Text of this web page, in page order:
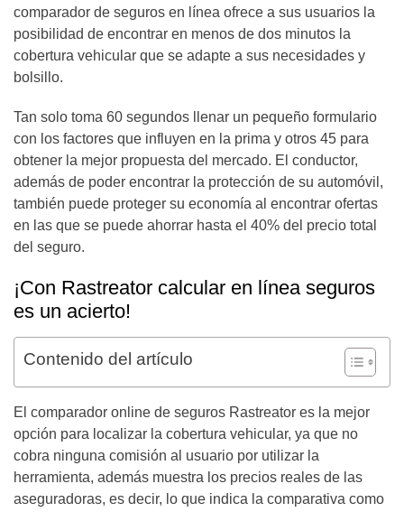
comparador de seguros en línea ofrece a sus usuarios la
posibilidad de encontrar en menos de dos minutos la
cobertura vehicular que se adapte a sus necesidades y
bolsillo.
Tan solo toma 60 segundos llenar un pequeño formulario
con los factores que influyen en la prima y otros 45 para
obtener la mejor propuesta del mercado. El conductor,
además de poder encontrar la protección de su automóvil,
también puede proteger su economía al encontrar ofertas
en las que se puede ahorrar hasta el 40% del precio total
del seguro.
¡Con Rastreator calcular en línea seguros
es un acierto!
Contenido del artículo
El comparador online de seguros Rastreator es la mejor
opción para localizar la cobertura vehicular, ya que no
cobra ninguna comisión al usuario por utilizar la
herramienta, además muestra los precios reales de las
aseguradoras, es decir, lo que indica la comparativa como